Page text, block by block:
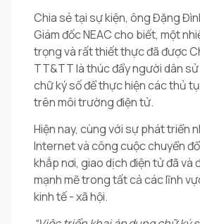
Chia sẻ tại sự kiện, ông Đặng
Giám đốc NEAC cho biết, một
trọng và rất thiết thực đã được
TT&TT là thúc đẩy người dân
chữ ký số để thực hiện các thủ
trên môi trường điện tử.
Hiện nay, cùng với sự phát triển
Internet và công cuộc chuyển
khắp nơi, giao dịch điện tử đã và
mạnh mẽ trong tất cả các lĩnh
kinh tế - xã hội.